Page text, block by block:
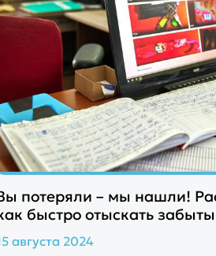
потеряли – мы нашли!
быстро отыскать
августа 2024